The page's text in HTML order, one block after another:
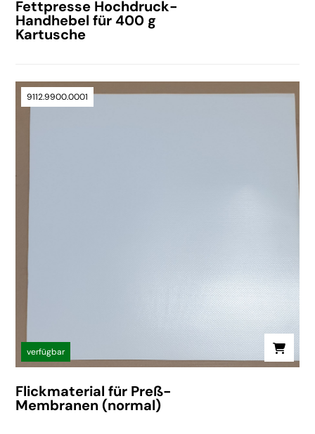
Fettpresse Hochdruck-
Handhebel für 400 g
Kartusche
9112.9900.0001
verfügbar
Flickmaterial für Preß-
Membranen (normal)